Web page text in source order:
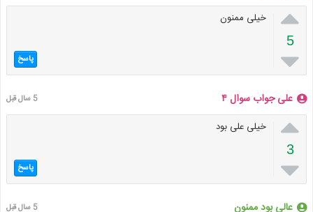

5

خیلی ممنون
پاسخ
علی جواب سوال ۴ 5 سال قبل

3

خیلی علی بود
پاسخ
عالی بود ممنون 5 سال قبل